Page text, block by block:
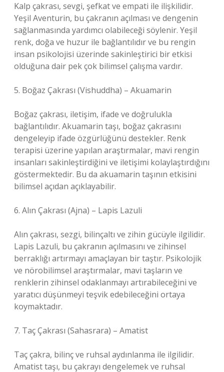
Kalp çakrası, sevgi, şefkat ve empati ile ilişkilidir.
Yeşil Aventurin, bu çakranın açılması ve dengenin
sağlanmasında yardımcı olabileceği söylenir. Yeşil
renk, doğa ve huzur ile bağlantılıdır ve bu rengin
insan psikolojisi üzerinde sakinleştirici bir etkisi
olduğuna dair pek çok bilimsel çalışma vardır.
5. Boğaz Çakrası (Vishuddha) – Akuamarin
Boğaz çakrası, iletişim, ifade ve doğrulukla
bağlantılıdır. Akuamarin taşı, boğaz çakrasını
dengeleyip ifade özgürlüğünü destekler. Renk
terapisi üzerine yapılan araştırmalar, mavi rengin
insanları sakinleştirdiğini ve iletişimi kolaylaştırdığını
göstermektedir. Bu da akuamarin taşının etkisini
bilimsel açıdan açıklayabilir.
6. Alın Çakrası (Ajna) – Lapis Lazuli
Alın çakrası, sezgi, bilinçaltı ve zihin gücüyle ilgilidir.
Lapis Lazuli, bu çakranın açılmasını ve zihinsel
berraklığı artırmayı amaçlayan bir taştır. Psikolojik
ve nörobilimsel araştırmalar, mavi taşların ve
renklerin zihinsel odaklanmayı artırabileceğini ve
yaratıcı düşünmeyi teşvik edebileceğini ortaya
koymaktadır.
7. Taç Çakrası (Sahasrara) – Amatist
Taç çakra, bilinç ve ruhsal aydınlanma ile ilgilidir.
Amatist taşı, bu çakrayı dengelemek ve ruhsal